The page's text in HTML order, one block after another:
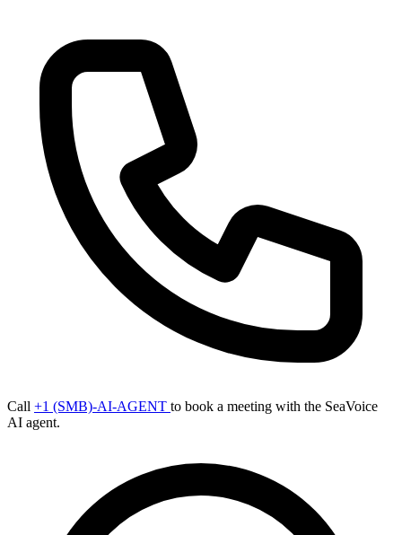
Call +1 (SMB)-AI-AGENT to book a meeting with the SeaVoice
AI agent.